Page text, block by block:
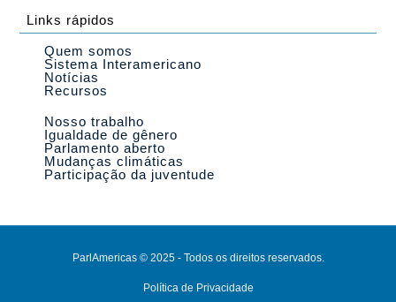
Links rápidos
Quem somos
Sistema Interamericano
Notícias
Recursos
Nosso trabalho
Igualdade de gênero
Parlamento aberto
Mudanças climáticas
Participação da juventude
ParlAmericas © 2025 - Todos os direitos reservados.
Política de Privacidade